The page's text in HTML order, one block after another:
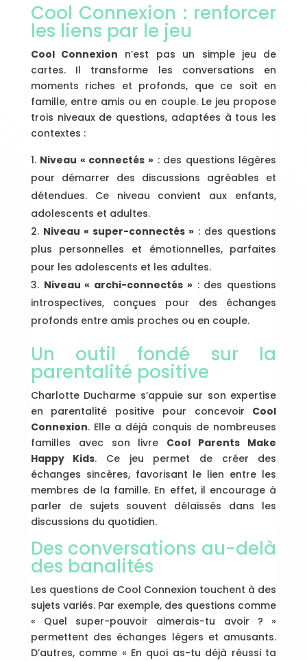
Cool Connexion : renforcer
les liens par le jeu
Cool Connexion n’est pas un simple jeu de
cartes. Il transforme les conversations en
moments riches et profonds, que ce soit en
famille, entre amis ou en couple. Le jeu propose
trois niveaux de questions, adaptées à tous les
contextes :
Niveau « connectés » : des questions légères
pour démarrer des discussions agréables et
détendues. Ce niveau convient aux enfants,
adolescents et adultes.
Niveau « super-connectés » : des questions
plus personnelles et émotionnelles, parfaites
pour les adolescents et les adultes.
Niveau « archi-connectés » : des questions
introspectives, conçues pour des échanges
profonds entre amis proches ou en couple.
Un outil fondé sur la
parentalité positive
Charlotte Ducharme s’appuie sur son expertise
en parentalité positive pour concevoir Cool
Connexion. Elle a déjà conquis de nombreuses
familles avec son livre Cool Parents Make
Happy Kids. Ce jeu permet de créer des
échanges sincères, favorisant le lien entre les
membres de la famille. En effet, il encourage à
parler de sujets souvent délaissés dans les
discussions du quotidien.
Des conversations au-delà
des banalités
Les questions de Cool Connexion touchent à des
sujets variés. Par exemple, des questions comme
« Quel super-pouvoir aimerais-tu avoir ? »
permettent des échanges légers et amusants.
D’autres, comme « En quoi as-tu déjà réussi ta